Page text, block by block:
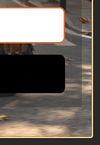
zboží
cookies